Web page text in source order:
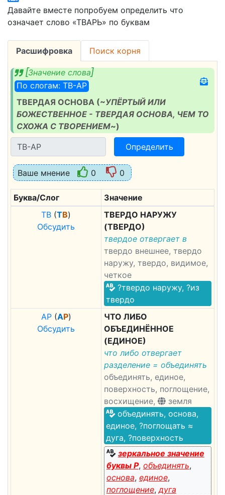
Давайте вместе попробуем определить что
означает слово «ТВАРЬ» по буквам
Расшифровка Поиск корня
По слогам: ТВ-АР
ТВЕРДАЯ ОСНОВА (~УПЁРТЫЙ ИЛИ
БОЖЕСТВЕННОЕ - ТВЕРДАЯ ОСНОВА, ЧЕМ ТО
СХОЖА С ТВОРЕНИЕМ~)
Значение слова
Определить
Ваше мнение 0 0
Буква/Слог
Значение
ТВ (ТВ)
Обсудить
ТВЕРДО НАРУЖУ
(ТВЕРДО)
твердое отвергает в
твердо внешнее, твердо
наружу, твердо, видимое,
четкое
?твердо наружу, ?из
твердо
АР(АР)
Обсудить
ЧТО ЛИБО
ОБЪЕДИНЁННОЕ
(ЕДИНОЕ)
что либо отвергает
разделение = объединять
объединять, единое,
поверхность, поглощение,
восхищение,
земля
объединять, основа,
единое, ?поглощать ≈
дуга, ?поверхность
зеркальное значение
буквы Р, объединять,
основа, единое,
поглощение, дуга